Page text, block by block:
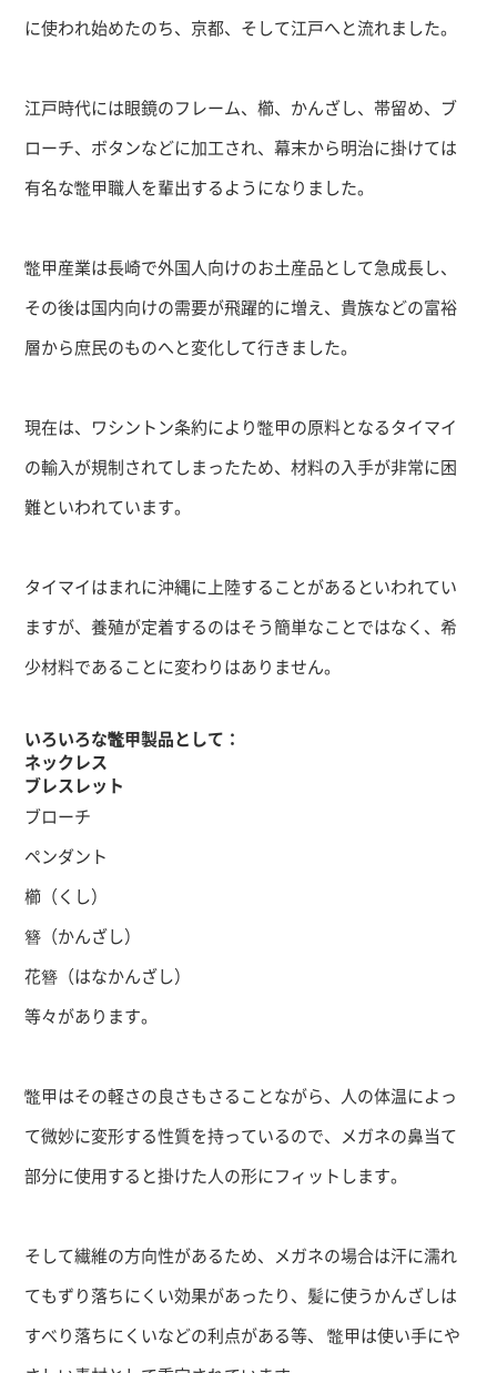
に使われ始めたのち、京都、そして江戸へと流れました。
江戸時代には眼鏡のフレーム、櫛、かんざし、帯留め、ブ
ローチ、ボタンなどに加工され、幕末から明治に掛けては
有名な鼈甲職人を輩出するようになりました。
鼈甲産業は長崎で外国人向けのお土産品として急成長し、
その後は国内向けの需要が飛躍的に増え、貴族などの富裕
層から庶民のものへと変化して行きました。
現在は、ワシントン条約により鼈甲の原料となるタイマイ
の輸入が規制されてしまったため、材料の入手が非常に困
難といわれています。
タイマイはまれに沖縄に上陸することがあるといわれてい
ますが、養殖が定着するのはそう簡単なことではなく、希
少材料であることに変わりはありません。
いろいろな鼈甲製品として：
ネックレス
ブレスレット
ブローチ
ペンダント
櫛（くし）
簪（かんざし）
花簪（はなかんざし）
等々があります。
鼈甲はその軽さの良さもさることながら、人の体温によっ
て微妙に変形する性質を持っているので、メガネの鼻当て
部分に使用すると掛けた人の形にフィットします。
そして繊維の方向性があるため、メガネの場合は汗に濡れ
てもずり落ちにくい効果があったり、髪に使うかんざしは
すべり落ちにくいなどの利点がある等、
鼈甲は使い手にや